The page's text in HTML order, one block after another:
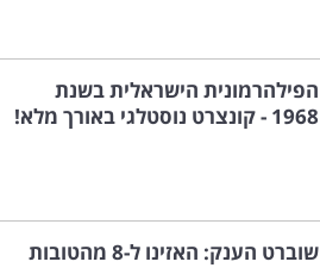
הפילהרמונית הישראלית בשנת
1968 - קונצרט נוסטלגי באורך מלא!
שוברט הענק: האזינו ל-8 מהטובות